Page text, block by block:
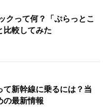
クって何？「ぷらっとこ
比較してみた
て新幹線に乗るには？当
の最新情報